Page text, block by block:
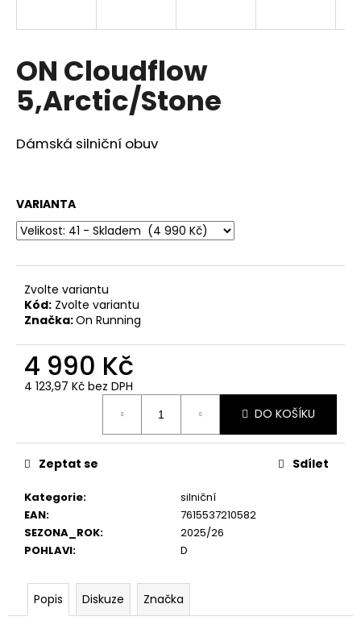
ON Cloudflow
5,Arctic/Stone
Dámská silniční obuv
VARIANTA
Zvolte variantu
Kód: Zvolte variantu
Značka:On Running
4 990 Kč
4 123,97 Kč bez DPH
DO KOŠÍKU
Kategorie:
silniční
EAN:
7615537210582
SEZONA_ROK:
2025/26
POHLAVI: D
Zeptat se Sdílet
Popis Diskuze Značka
í
t
?
p
o
u
č
u